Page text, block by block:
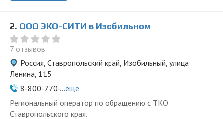
2. ООО ЭКО-СИТИ в Изобильном
7 отзывов
Россия, Ставропольский край, Изобильный, улица
Ленина, 115
8-800-770-...ещё
Региональный оператор по обращению с ТКО
Ставропольского края.